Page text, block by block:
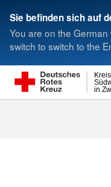
Sie befinden sich auf
You are on the
switch to switch to the
in